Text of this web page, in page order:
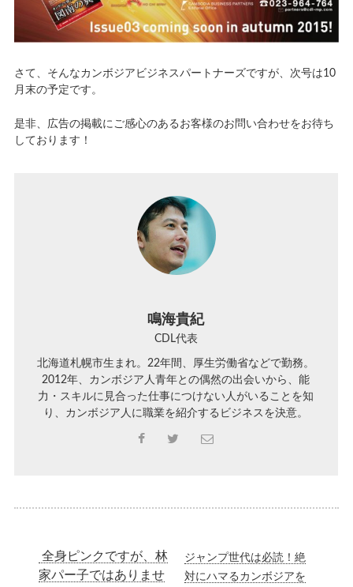
さて、そんなカンボジアビジネスパートナーズですが、次号は10
月末の予定です。
是非、広告の掲載にご感心のあるお客様のお問い合わせをお待ち
しております！
鳴海貴紀
CDL代表
北海道札幌市生まれ。22年間、厚生労働省などで勤務。
2012年、カンボジア人青年との偶然の出会いから、能
力・スキルに見合った仕事につけない人がいることを知
り、カンボジア人に職業を紹介するビジネスを決意。
全身ピンクですが、林
家パー子ではありませ
ジャンプ世代は必読！絶
対にハマるカンボジアを